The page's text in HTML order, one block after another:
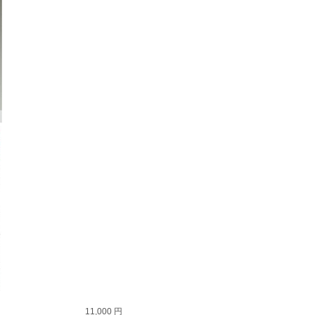
11,000 円